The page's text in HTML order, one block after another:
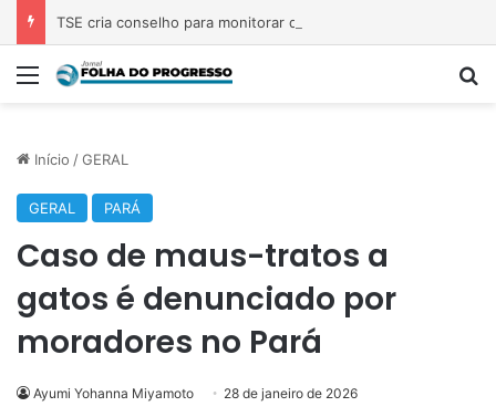
Menu
Início /GERAL
GERAL PARÁ
Caso de maus-tratos a
gatos é denunciado por
moradores no Pará
Ayumi Yohanna Miyamoto 28 de janeiro de 2026